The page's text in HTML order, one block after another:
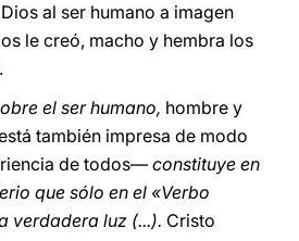
al ser humano a imagen
le creó, macho y hembra los
.
el ser humano, hombre y
también impresa de modo
de todos— constituye en
que sólo en el «Verbo
verdadera luz (...). Cristo